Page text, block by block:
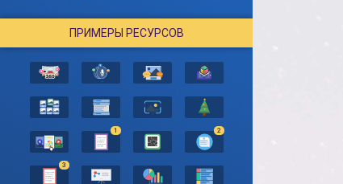
ПРИМЕРЫ РЕСУРСОВ
1 2
3